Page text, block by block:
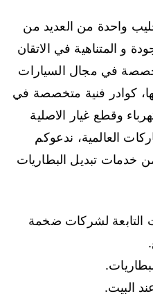
واحدة من العديد من
و المتناهية في الاتقان
في مجال السيارات
كوادر فنية متخصصة في
وقطع غيار الاصلية
العالمية، ندعوكم
من خدمات تبديل البطاريات
التابعة لشركات ضخمة
البيت.